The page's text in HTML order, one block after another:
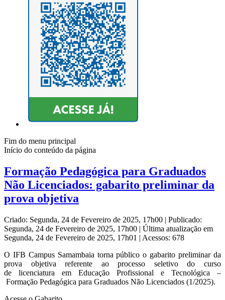
Fim do menu principal
Início do conteúdo da página
Formação Pedagógica para Graduados
Não Licenciados: gabarito preliminar da
prova objetiva
Criado: Segunda, 24 de Fevereiro de 2025, 17h00 | Publicado:
Segunda, 24 de Fevereiro de 2025, 17h00 | Última atualização em
Segunda, 24 de Fevereiro de 2025, 17h01 | Acessos: 678
O IFB Campus Samambaia torna público o gabarito preliminar da
prova objetiva referente ao processo seletivo do curso
de licenciatura em Educação Profissional e Tecnológica –
Formação Pedagógica para Graduados Não Licenciados (1/2025).